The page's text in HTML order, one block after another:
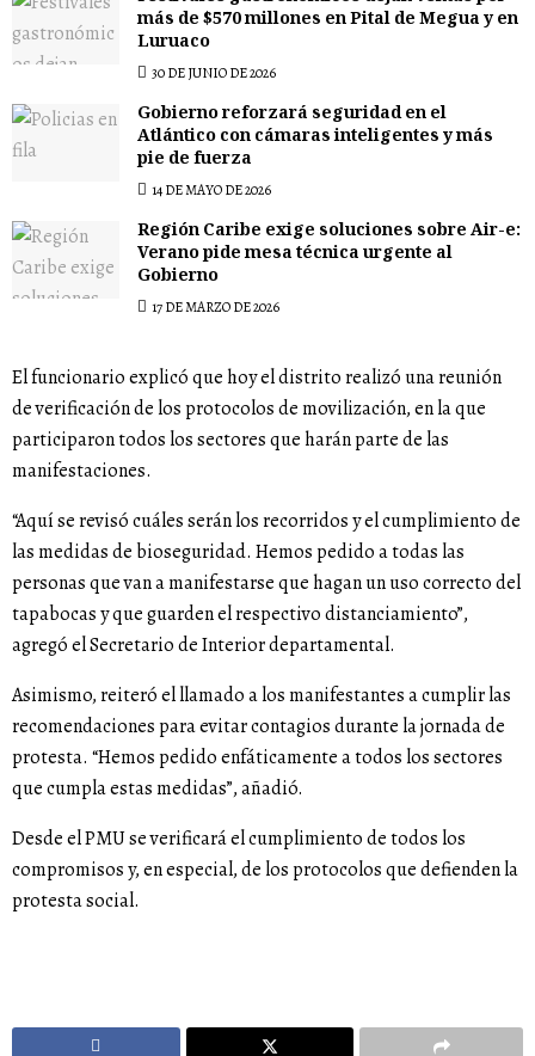
más de $570 millones en Pital de Megua y en
Luruaco
30 DE JUNIO DE 2026
Gobierno reforzará seguridad en el
Atlántico con cámaras inteligentes y más
pie de fuerza
14 DE MAYO DE 2026
Región Caribe exige soluciones sobre Air-e:
Verano pide mesa técnica urgente al
Gobierno
17 DE MARZO DE 2026
El funcionario explicó que hoy el distrito realizó una reunión
de verificación de los protocolos de movilización, en la que
participaron todos los sectores que harán parte de las
manifestaciones.
“Aquí se revisó cuáles serán los recorridos y el cumplimiento de
las medidas de bioseguridad. Hemos pedido a todas las
personas que van a manifestarse que hagan un uso correcto del
tapabocas y que guarden el respectivo distanciamiento”,
agregó el Secretario de Interior departamental.
Asimismo, reiteró el llamado a los manifestantes a cumplir las
recomendaciones para evitar contagios durante la jornada de
protesta. “Hemos pedido enfáticamente a todos los sectores
que cumpla estas medidas”, añadió.
Desde el PMU se verificará el cumplimiento de todos los
compromisos y, en especial, de los protocolos que defienden la
protesta social.